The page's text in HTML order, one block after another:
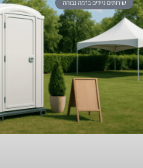
שירותים ניידים ברמה גבוהה